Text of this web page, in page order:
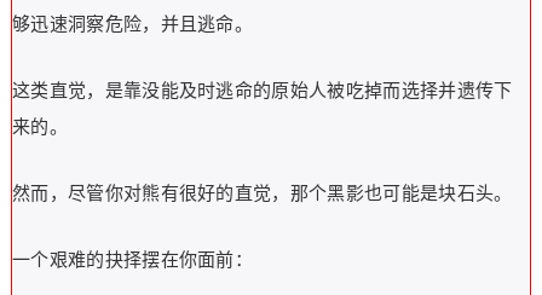
够迅速洞察危险，并且逃命。
这类直觉，是靠没能及时逃命的原始人被吃掉而选择并遗传下
来的。
然而，尽管你对熊有很好的直觉，那个黑影也可能是块石头。
一个艰难的抉择摆在你面前：